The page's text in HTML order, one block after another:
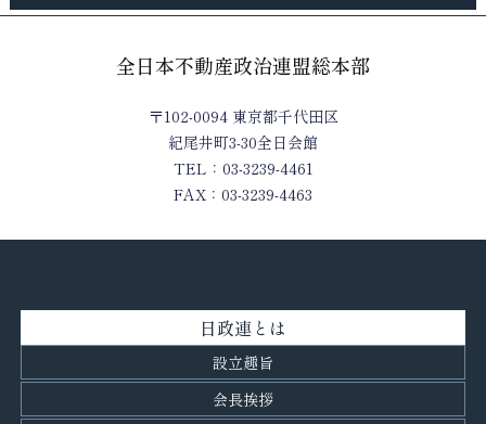
全日本不動産政治連盟総本部
〒102-0094 東京都千代田区
紀尾井町3-30全日会館
TEL：03-3239-4461
FAX：03-3239-4463
日政連とは
設立趣旨
会長挨拶